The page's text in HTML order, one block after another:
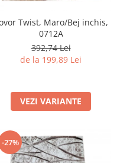
Twist, Maro/Bej inchis,
0712A
392,74 Lei
de la 199,89 Lei
VEZI VARIANTE
-27%